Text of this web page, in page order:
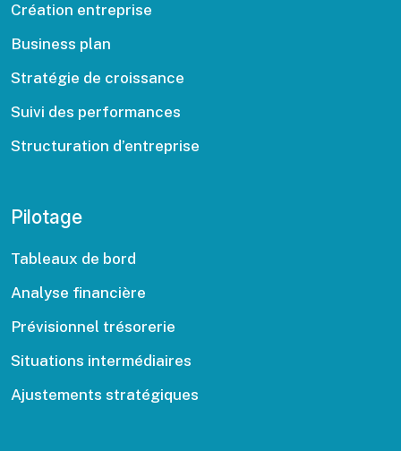
Création entreprise
Business plan
Stratégie de croissance
Suivi des performances
Structuration d’entreprise
Pilotage
Tableaux de bord
Analyse financière
Prévisionnel trésorerie
Situations intermédiaires
Ajustements stratégiques